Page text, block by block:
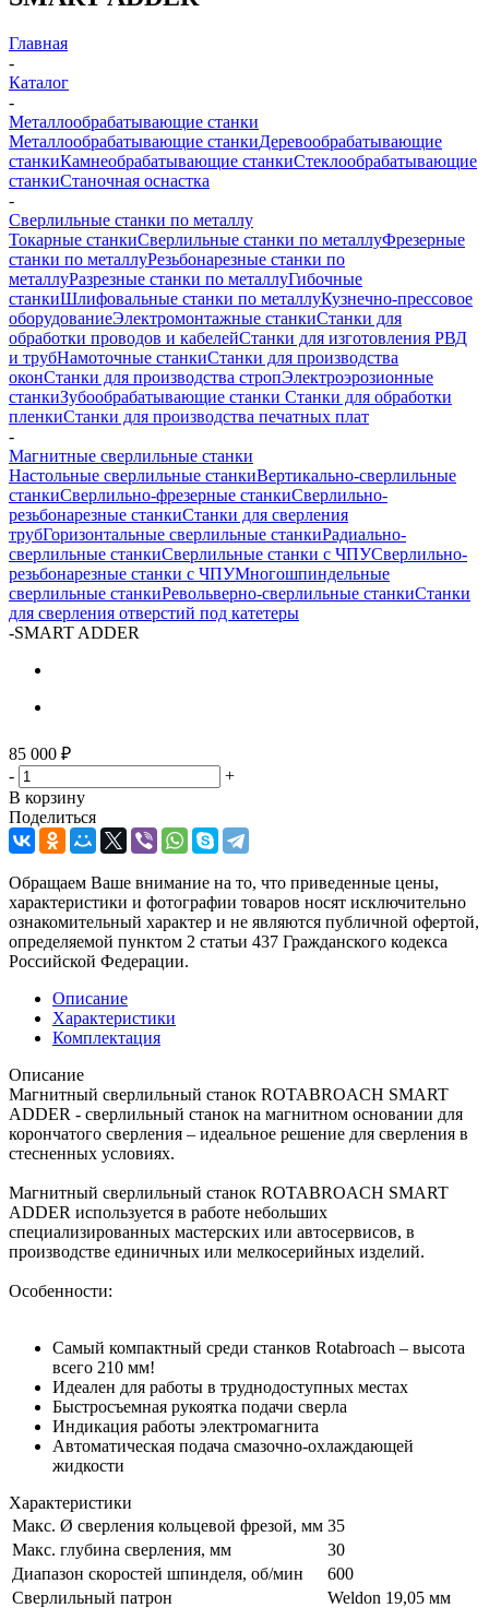
Главная
-
Каталог
-
Металлообрабатывающие станки
Металлообрабатывающие станкиДеревообрабатывающие
станкиКамнеобрабатывающие станкиСтеклообрабатывающие
станкиСтаночная оснастка
-
Сверлильные станки по металлу
Токарные станкиСверлильные станки по металлуФрезерные
станки по металлуРезьбонарезные станки по
металлуРазрезные станки по металлуГибочные
станкиШлифовальные станки по металлуКузнечно-прессовое
оборудованиеЭлектромонтажные станкиСтанки для
обработки проводов и кабелейСтанки для изготовления РВД
и трубНамоточные станкиСтанки для производства
оконСтанки для производства стропЭлектроэрозионные
станкиЗубообрабатывающие станки Станки для обработки
пленкиСтанки для производства печатных плат
-
Магнитные сверлильные станки
Настольные сверлильные станкиВертикально-сверлильные
станкиСверлильно-фрезерные станкиСверлильно-
резьбонарезные станкиСтанки для сверления
трубГоризонтальные сверлильные станкиРадиально-
сверлильные станкиСверлильные станки с ЧПУСверлильно-
резьбонарезные станки с ЧПУМногошпиндельные
сверлильные станкиРевольверно-сверлильные станкиСтанки
для сверления отверстий под катетеры
-SMART ADDER
85 000 ₽
-
+
В корзину
Поделиться
Обращаем Ваше внимание на то, что приведенные цены,
характеристики и фотографии товаров носят исключительно
ознакомительный характер и не являются публичной офертой,
определяемой пунктом 2 статьи 437 Гражданского кодекса
Российской Федерации.
Описание
Характеристики
Комплектация
Описание
Магнитный сверлильный станок ROTABROACH SMART
ADDER - сверлильный станок на магнитном основании для
корончатого сверления – идеальное решение для сверления в
стесненных условиях.
Магнитный сверлильный станок ROTABROACH SMART
ADDER используется в работе небольших
специализированных мастерских или автосервисов, в
производстве единичных или мелкосерийных изделий.
Особенности:
Самый компактный среди станков Rotabroach – высота
всего 210 мм!
Идеален для работы в труднодоступных местах
Быстросъемная рукоятка подачи сверла
Индикация работы электромагнита
Автоматическая подача смазочно-охлаждающей
жидкости
Характеристики
Макс. Ø сверления кольцевой фрезой, мм 35
Макс. глубина сверления, мм
30
Диапазон скоростей шпинделя, об/мин
600
Сверлильный патрон
Weldon 19,05 мм